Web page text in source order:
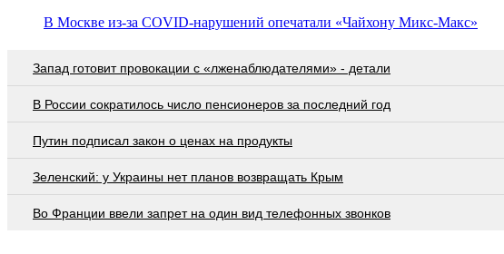
В Москве из-за COVID-нарушений опечатали «Чайхону Микс-Макс»
Запад готовит провокации с «лженаблюдателями» - детали
В России сократилось число пенсионеров за последний год
Путин подписал закон о ценах на продукты
Зеленский: у Украины нет планов возвращать Крым
Во Франции ввели запрет на один вид телефонных звонков